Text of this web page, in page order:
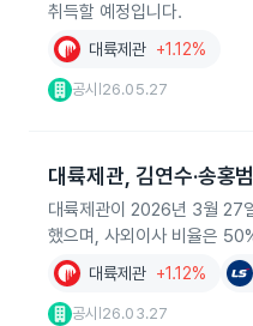
취득할 예정입니다.
대륙제관 +1.12%
공시 26.05.27
대륙제관, 김연수·송홍
대륙제관이 2026년 3월 27
했으며, 사외이사 비율은
대륙제관 +1.12%
공시 26.03.27